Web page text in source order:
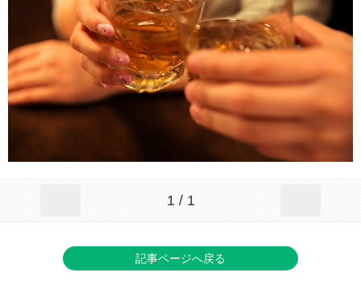
1 / 1
記事ページへ戻る